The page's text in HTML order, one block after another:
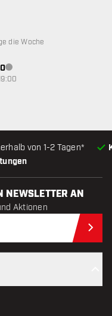
von 1-2 Tagen*
nicht verfügbar
die Woche
Kundenservice nicht
NEWSLETTER AN
Aktionen